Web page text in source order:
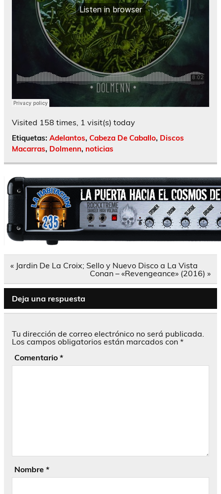
Visited 158 times, 1 visit(s) today
Etiquetas: Adelantos, Cabeza De Caballo, Discos
Macarras, Dolmenn, noticias
Navegación
de
« Jardin De La Croix; Sello y Nuevo Disco a La Vista
Conan – «Revengeance» (2016) »
Deja una respuesta
Tu dirección de correo electrónico no será publicada.
Los campos obligatorios están marcados con *
Comentario *
Nombre *